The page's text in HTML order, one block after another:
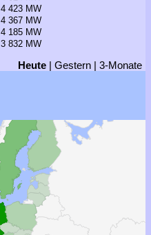
4 423 MW
4 367 MW
4 185 MW
3 832 MW
Heute | Gestern | 3-Monate